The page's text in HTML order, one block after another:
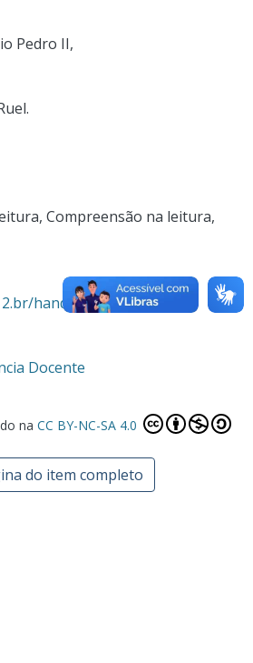
Pedro II,
, Compreensão na leitura,
handle/123456789/2161
Docente
na CC BY-NC-SA 4.0
do item completo